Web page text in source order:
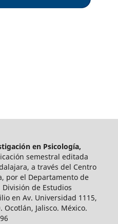
en Psicología,
semestral editada
a través del Centro
por el Departamento de
de Estudios
en Av. Universidad 1115,
Ocotlán, Jalisco. México.